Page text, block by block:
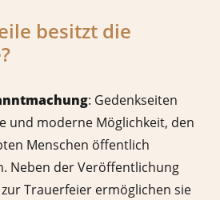
besitzt die
: Gedenkseiten
und moderne Möglichkeit, den
Menschen öffentlich
Neben der Veröffentlichung
Trauerfeier ermöglichen sie